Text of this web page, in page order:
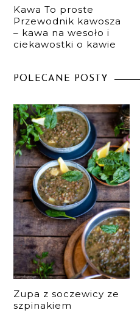
Kawa To proste
Przewodnik kawosza
– kawa na wesoło i
ciekawostki o kawie
POLECANE POSTY
Zupa z soczewicy ze
szpinakiem